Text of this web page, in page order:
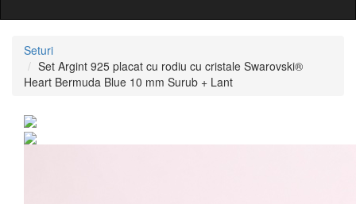
Seturi
Set Argint 925 placat cu rodiu cu cristale Swarovski®
Heart Bermuda Blue 10 mm Surub + Lant